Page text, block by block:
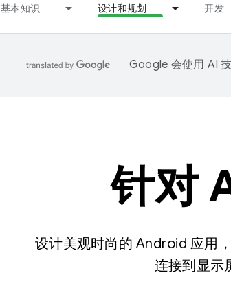
基本知识 设计和规划 开发
Google 会使用 AI
针对
设计美观时尚的 Android 应用
连接到显示